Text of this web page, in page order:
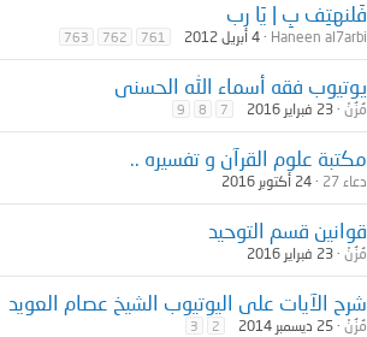
فَلنهتِف بِ | يَا رب
Haneen al7arbi 4 أبريل 2012 761
762
763
يوتيوب فقه أسماء الله الحسنى
مُزُنْ 23 فبراير 2016 7
8
9
مكتبة علوم القرآن و تفسيره ..
دعاء 27 24 أكتوبر 2016
قوانين قسم التوحيد
مُزُنْ 23 فبراير 2016
شرح الآيات على اليوتيوب الشيخ عصام العويد
مُزُنْ 25 ديسمبر 2014 2
3